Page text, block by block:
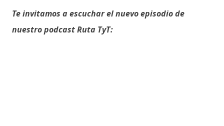
Te invitamos a escuchar el nuevo episodio de
nuestro podcast Ruta TyT: